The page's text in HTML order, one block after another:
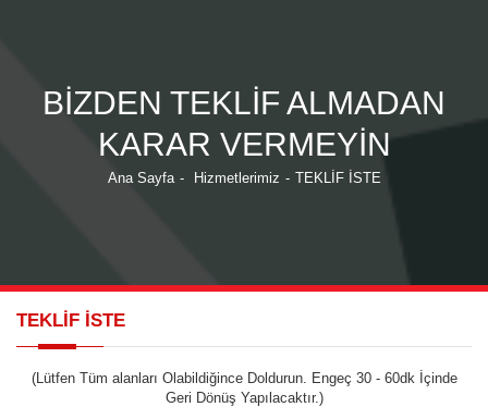
BİZDEN TEKLİF ALMADAN
KARAR VERMEYİN
Ana Sayfa - Hizmetlerimiz - TEKLİF İSTE
TEKLİF İSTE
(Lütfen Tüm alanları Olabildiğince Doldurun. Engeç 30 - 60dk İçinde
Geri Dönüş Yapılacaktır.)